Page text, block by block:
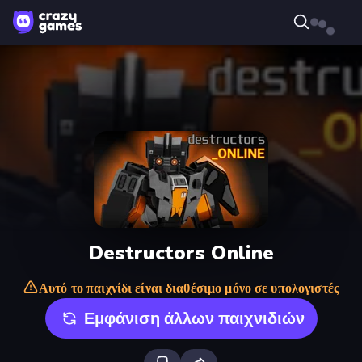
Destructors Online
Αυτό το παιχνίδι είναι διαθέσιμο μόνο σε υπολογιστές
Εμφάνιση άλλων παιχνιδιών